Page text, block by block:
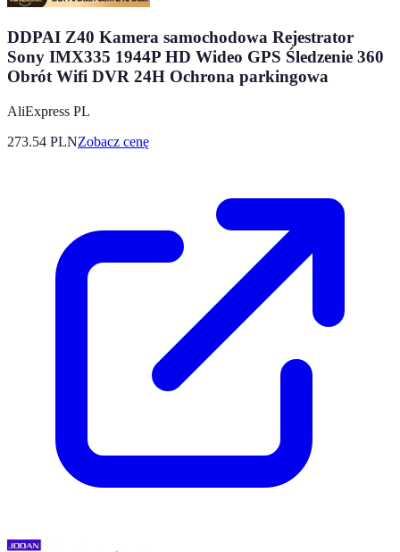
DDPAI Z40 Kamera samochodowa Rejestrator
Sony IMX335 1944P HD Wideo GPS Śledzenie 360
Obrót Wifi DVR 24H Ochrona parkingowa
AliExpress PL
273.54 PLNZobacz cenę